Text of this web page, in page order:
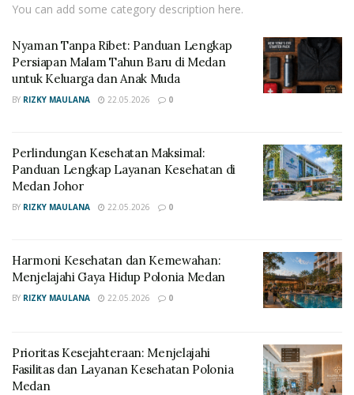
You can add some category description here.
Nyaman Tanpa Ribet: Panduan Lengkap
Persiapan Malam Tahun Baru di Medan
untuk Keluarga dan Anak Muda
BY RIZKY MAULANA 22.05.2026 0
Perlindungan Kesehatan Maksimal:
Panduan Lengkap Layanan Kesehatan di
Medan Johor
BY RIZKY MAULANA 22.05.2026 0
Harmoni Kesehatan dan Kemewahan:
Menjelajahi Gaya Hidup Polonia Medan
BY RIZKY MAULANA 22.05.2026 0
Prioritas Kesejahteraan: Menjelajahi
Fasilitas dan Layanan Kesehatan Polonia
Medan